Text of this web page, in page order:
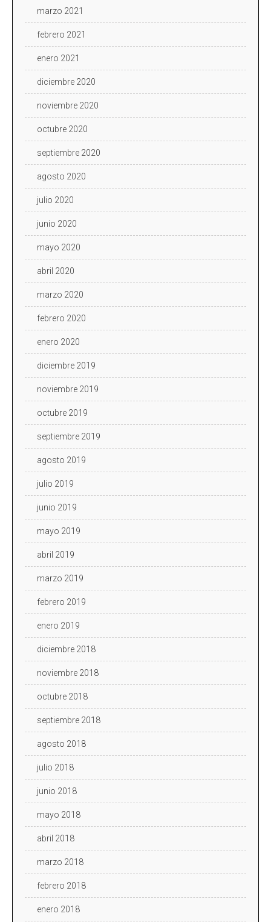
marzo 2021
febrero 2021
enero 2021
diciembre 2020
noviembre 2020
octubre 2020
septiembre 2020
agosto 2020
julio 2020
junio 2020
mayo 2020
abril 2020
marzo 2020
febrero 2020
enero 2020
diciembre 2019
noviembre 2019
octubre 2019
septiembre 2019
agosto 2019
julio 2019
junio 2019
mayo 2019
abril 2019
marzo 2019
febrero 2019
enero 2019
diciembre 2018
noviembre 2018
octubre 2018
septiembre 2018
agosto 2018
julio 2018
junio 2018
mayo 2018
abril 2018
marzo 2018
febrero 2018
enero 2018